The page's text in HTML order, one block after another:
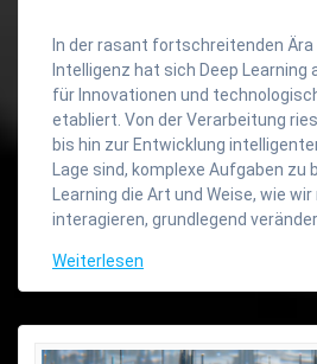
In der rasant fortschreitenden
Intelligenz hat sich Deep
für Innovationen und
etabliert. Von der Verarbeitung
bis hin zur Entwicklung
Lage sind, komplexe Aufgaben zu
Learning die Art und Weise, wie
interagieren, grundlegend
Weiterlesen